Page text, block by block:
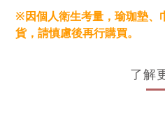
※因個人衛生考量，瑜珈墊、
貨，請慎慮後再行購買。
了解